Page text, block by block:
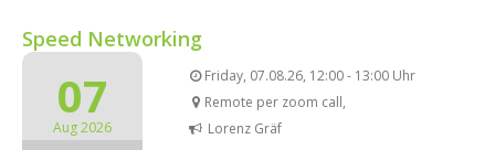
Speed Networking
07
Aug 2026
Friday, 07.08.26, 12:00 - 13:00 Uhr
Remote per zoom call,
Lorenz Gräf